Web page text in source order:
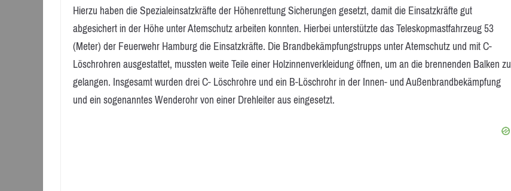
Hierzu haben die Spezialeinsatzkräfte der Höhenrettung Sicherungen gesetzt, damit die Einsatzkräfte gut
abgesichert in der Höhe unter Atemschutz arbeiten konnten. Hierbei unterstützte das Teleskopmastfahrzeug 53
(Meter) der Feuerwehr Hamburg die Einsatzkräfte. Die Brandbekämpfungstrupps unter Atemschutz und mit C-
Löschrohren ausgestattet, mussten weite Teile einer Holzinnenverkleidung öffnen, um an die brennenden Balken zu
gelangen. Insgesamt wurden drei C- Löschrohre und ein B-Löschrohr in der Innen- und Außenbrandbekämpfung
und ein sogenanntes Wenderohr von einer Drehleiter aus eingesetzt.